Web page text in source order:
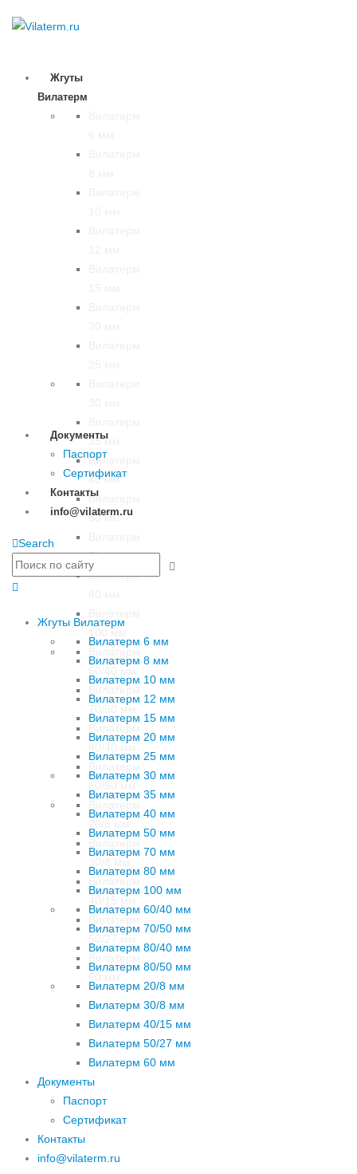
Жгуты
Вилатерм
35 мм
Вилатерм
40 мм
Вилатерм
50 мм
70 мм
Вилатерм
100 мм
Вилатерм
60/40 мм
Вилатерм
70/50 мм
Вилатерм
80/40 мм
Вилатерм
80/50 мм
Вилатерм
20/8 мм
Вилатерм
30/8 мм
Вилатерм
40/15 мм
Вилатерм
50/27 мм
Вилатерм
Документы
Паспорт
Сертификат
Контакты
info@vilaterm.ru
Search
Жгуты Вилатерм
Вилатерм 6 мм
Вилатерм 8 мм
Вилатерм 10 мм
Вилатерм 12 мм
Вилатерм 15 мм
Вилатерм 20 мм
Вилатерм 25 мм
Вилатерм 30 мм
Вилатерм 35 мм
Вилатерм 40 мм
Вилатерм 50 мм
Вилатерм 70 мм
Вилатерм 80 мм
Вилатерм 100 мм
Вилатерм 60/40 мм
Вилатерм 70/50 мм
Вилатерм 80/40 мм
Вилатерм 80/50 мм
Вилатерм 20/8 мм
Вилатерм 30/8 мм
Вилатерм 40/15 мм
Вилатерм 50/27 мм
Вилатерм 60 мм
Документы
Паспорт
Сертификат
Контакты
info@vilaterm.ru